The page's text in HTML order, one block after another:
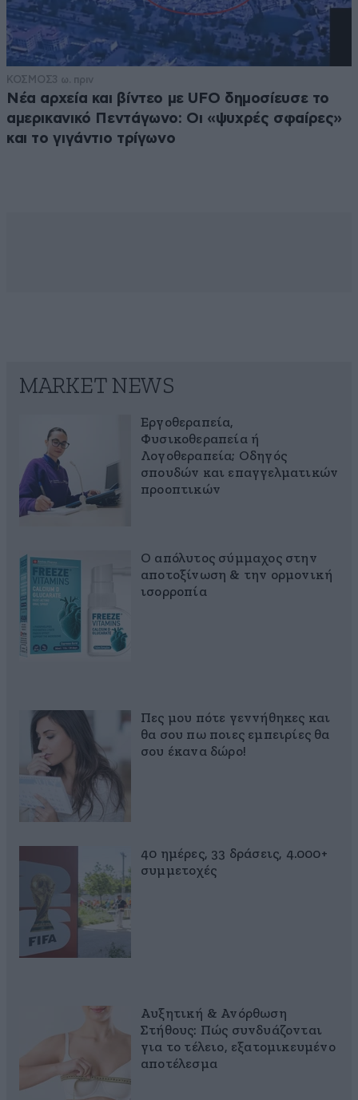
ΚΟΣΜΟΣ3 ω. πριν
Νέα αρχεία και βίντεο με UFO δημοσίευσε το
αμερικανικό Πεντάγωνο: Οι «ψυχρές σφαίρες»
και το γιγάντιο τρίγωνο
MARKET NEWS
Εργοθεραπεία,
Φυσικοθεραπεία ή
Λογοθεραπεία; Οδηγός
σπουδών και επαγγελματικών
προοπτικών
Ο απόλυτος σύμμαχος στην
αποτοξίνωση & την ορμονική
ισορροπία
Πες μου πότε γεννήθηκες και
θα σου πω ποιες εμπειρίες θα
σου έκανα δώρο!
40 ημέρες, 33 δράσεις, 4.000+
συμμετοχές
Αυξητική & Ανόρθωση
Στήθους: Πώς συνδυάζονται
για το τέλειο, εξατομικευμένο
αποτέλεσμα